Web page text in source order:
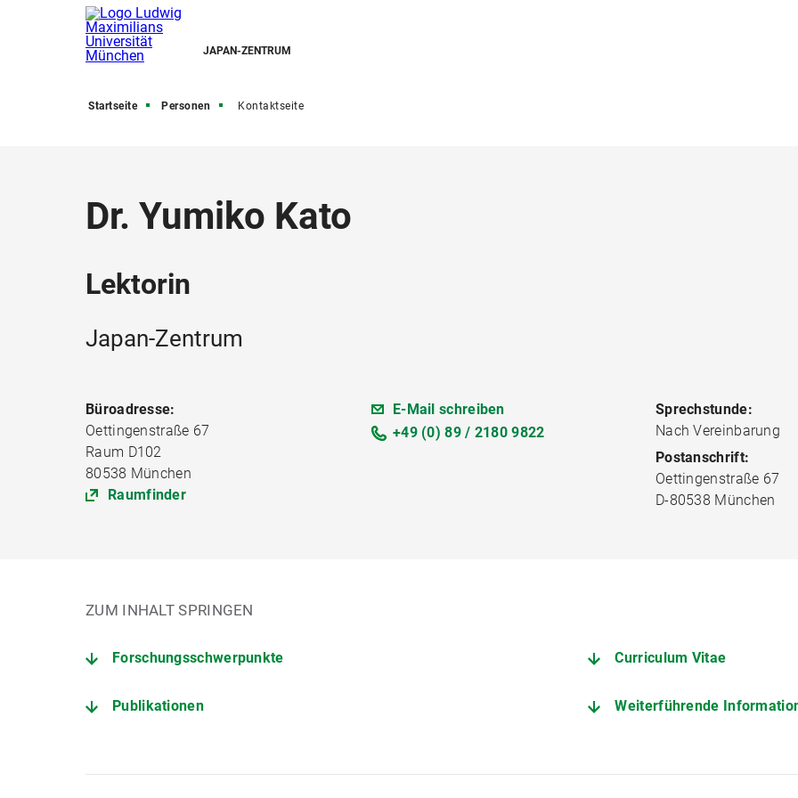
JAPAN-ZENTRUM
Startseite Personen Kontaktseite
Dr. Yumiko Kato
Lektorin
Japan-Zentrum
Büroadresse:
Oettingenstraße 67
Raum D102
80538 München
Raumfinder
E-Mail schreiben
+49 (0) 89 / 2180 9822
Sprechstunde:
Nach Vereinbarung
Postanschrift:
Oettingenstraße 67
D-80538 München
ZUM INHALT SPRINGEN
Forschungsschwerpunkte Curriculum Vitae
Publikationen Weiterführende